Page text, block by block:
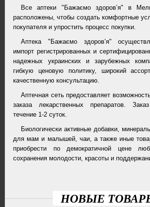
Все аптеки "Бажаємо здоров’я" в
расположены, чтобы создать комфортные
покупателя и упростить процесс покупки.
Аптека "Бажаємо здоров’я"
импорт регистрированных и
надежных украинских и зарубежных
гибкую ценовую политику, широкий
качественную консультацию.
Аптечная сеть предоставляет
заказа лекарственных препаратов.
течение 1-2 суток.
Биологически активные добавки,
для мам и малышей, чаи, а также иные
приобрести по демократичной цене
сохранения молодости, красоты и
НОВЫЕ